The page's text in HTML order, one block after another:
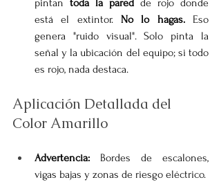
pintan toda la pared de rojo donde
está el extintor. No lo hagas. Eso
genera "ruido visual". Solo pinta la
señal y la ubicación del equipo; si todo
es rojo, nada destaca.
Aplicación Detallada del
Color Amarillo
Advertencia: Bordes de escalones,
vigas bajas y zonas de riesgo eléctrico.